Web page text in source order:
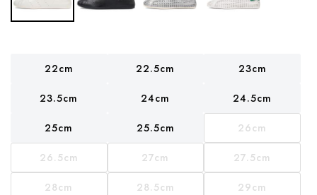
22cm 22.5cm 23cm
23.5cm 24cm 24.5cm
25cm 25.5cm 26cm
26.5cm 27cm 27.5cm
28cm 28.5cm 29cm